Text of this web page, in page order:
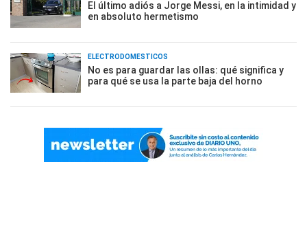
El último adiós a Jorge Messi, en la intimidad y
en absoluto hermetismo
ELECTRODOMÉSTICOS
No es para guardar las ollas: qué significa y
para qué se usa la parte baja del horno